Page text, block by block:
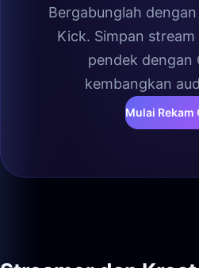
Bergabunglah
Kick. Simpan
pendek dengan
kembangkan
Mulai Rekam